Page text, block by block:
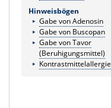
Hinweisbögen
Gabe von Adenosin
Gabe von Buscopan
Gabe von Tavor
(Beruhigungsmittel)
Kontrastmittelallergie